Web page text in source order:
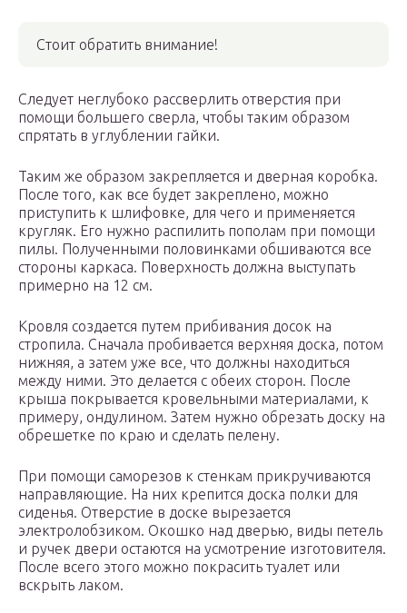
Стоит обратить внимание!
Следует неглубоко рассверлить отверстия при
помощи большего сверла, чтобы таким образом
спрятать в углублении гайки.
Таким же образом закрепляется и дверная коробка.
После того, как все будет закреплено, можно
приступить к шлифовке, для чего и применяется
кругляк. Его нужно распилить пополам при помощи
пилы. Полученными половинками обшиваются все
стороны каркаса. Поверхность должна выступать
примерно на 12 см.
Кровля создается путем прибивания досок на
стропила. Сначала пробивается верхняя доска, потом
нижняя, а затем уже все, что должны находиться
между ними. Это делается с обеих сторон. После
крыша покрывается кровельными материалами, к
примеру, ондулином. Затем нужно обрезать доску на
обрешетке по краю и сделать пелену.
При помощи саморезов к стенкам прикручиваются
направляющие. На них крепится доска полки для
сиденья. Отверстие в доске вырезается
электролобзиком. Окошко над дверью, виды петель
и ручек двери остаются на усмотрение изготовителя.
После всего этого можно покрасить туалет или
вскрыть лаком.